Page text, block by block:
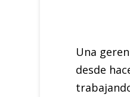
Una
desde